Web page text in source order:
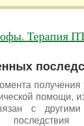
Терапия
помощи,
с другими